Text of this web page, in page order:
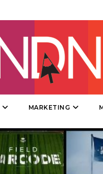
DATI
RICERCHE
TREND
CASE
MARKETING